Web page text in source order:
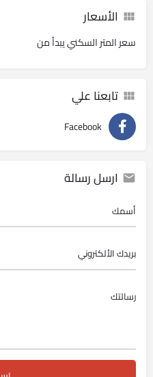
الأسعار
سعر المتر السكني يبدأ من
تابعنا علي
Facebook
ارسل رسالة